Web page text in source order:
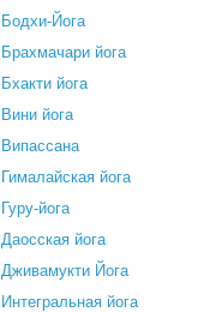
Бодхи-Йога
Брахмачари йога
Бхакти йога
Вини йога
Випассана
Гималайская йога
Гуру-йога
Даосская йога
Дживамукти Йога
Интегральная йога